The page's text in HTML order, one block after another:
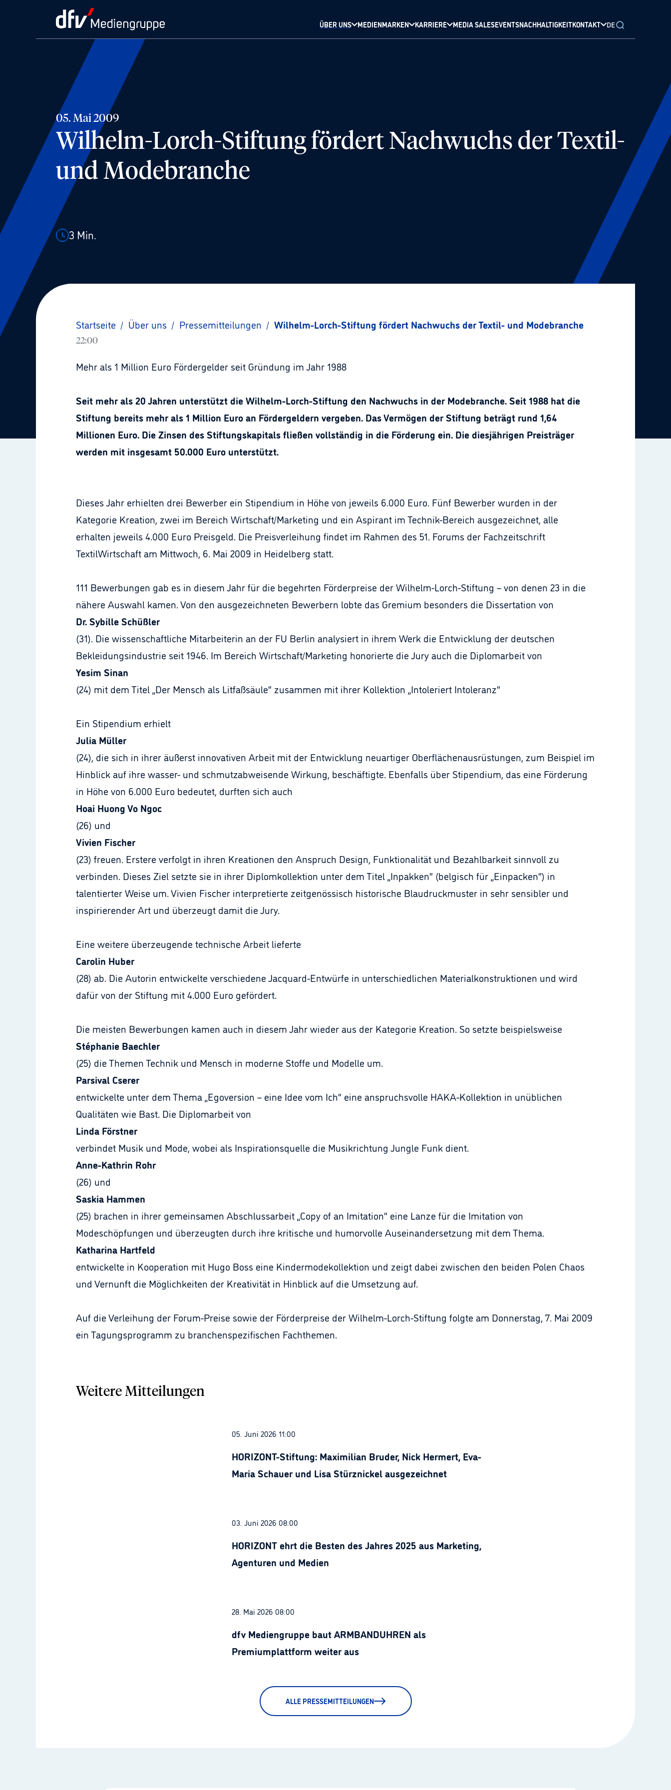
ÜBER UNS MEDIENMARKEN KARRIERE MEDIA SALESEVENTSNACHHALTIGKEITKONTAKT DE
05. Mai 2009
Wilhelm-Lorch-Stiftung fördert Nachwuchs der Textil-
und Modebranche
3 Min.
Startseite / Über uns / Pressemitteilungen / Wilhelm-Lorch-Stiftung fördert Nachwuchs der Textil- und Modebranche
22:00
Mehr als 1 Million Euro Fördergelder seit Gründung im Jahr 1988
Seit mehr als 20 Jahren unterstützt die Wilhelm-Lorch-Stiftung den Nachwuchs in der Modebranche. Seit 1988 hat die
Stiftung bereits mehr als 1 Million Euro an Fördergeldern vergeben. Das Vermögen der Stiftung beträgt rund 1,64
Millionen Euro. Die Zinsen des Stiftungskapitals fließen vollständig in die Förderung ein. Die diesjährigen Preisträger
werden mit insgesamt 50.000 Euro unterstützt.
Dieses Jahr erhielten drei Bewerber ein Stipendium in Höhe von jeweils 6.000 Euro. Fünf Bewerber wurden in der
Kategorie Kreation, zwei im Bereich Wirtschaft/Marketing und ein Aspirant im Technik-Bereich ausgezeichnet, alle
erhalten jeweils 4.000 Euro Preisgeld. Die Preisverleihung findet im Rahmen des 51. Forums der Fachzeitschrift
TextilWirtschaft am Mittwoch, 6. Mai 2009 in Heidelberg statt.
111 Bewerbungen gab es in diesem Jahr für die begehrten Förderpreise der Wilhelm-Lorch-Stiftung – von denen 23 in die
nähere Auswahl kamen. Von den ausgezeichneten Bewerbern lobte das Gremium besonders die Dissertation von
Dr. Sybille Schüßler
(31). Die wissenschaftliche Mitarbeiterin an der FU Berlin analysiert in ihrem Werk die Entwicklung der deutschen
Bekleidungsindustrie seit 1946. Im Bereich Wirtschaft/Marketing honorierte die Jury auch die Diplomarbeit von
Yesim Sinan
(24) mit dem Titel „Der Mensch als Litfaßsäule“ zusammen mit ihrer Kollektion „Intoleriert Intoleranz“
Ein Stipendium erhielt
Julia Müller
(24), die sich in ihrer äußerst innovativen Arbeit mit der Entwicklung neuartiger Oberflächenausrüstungen, zum Beispiel im
Hinblick auf ihre wasser- und schmutzabweisende Wirkung, beschäftigte. Ebenfalls über Stipendium, das eine Förderung
in Höhe von 6.000 Euro bedeutet, durften sich auch
Hoai Huong Vo Ngoc
(26) und
Vivien Fischer
(23) freuen. Erstere verfolgt in ihren Kreationen den Anspruch Design, Funktionalität und Bezahlbarkeit sinnvoll zu
verbinden. Dieses Ziel setzte sie in ihrer Diplomkollektion unter dem Titel „Inpakken“ (belgisch für „Einpacken“) in
talentierter Weise um. Vivien Fischer interpretierte zeitgenössisch historische Blaudruckmuster in sehr sensibler und
inspirierender Art und überzeugt damit die Jury.
Eine weitere überzeugende technische Arbeit lieferte
Carolin Huber
(28) ab. Die Autorin entwickelte verschiedene Jacquard-Entwürfe in unterschiedlichen Materialkonstruktionen und wird
dafür von der Stiftung mit 4.000 Euro gefördert.
Die meisten Bewerbungen kamen auch in diesem Jahr wieder aus der Kategorie Kreation. So setzte beispielsweise
Stéphanie Baechler
(25) die Themen Technik und Mensch in moderne Stoffe und Modelle um.
Parsival Cserer
entwickelte unter dem Thema „Egoversion – eine Idee vom Ich“ eine anspruchsvolle HAKA-Kollektion in unüblichen
Qualitäten wie Bast. Die Diplomarbeit von
Linda Förstner
verbindet Musik und Mode, wobei als Inspirationsquelle die Musikrichtung Jungle Funk dient.
Anne-Kathrin Rohr
(26) und
Saskia Hammen
(25) brachen in ihrer gemeinsamen Abschlussarbeit „Copy of an Imitation“ eine Lanze für die Imitation von
Modeschöpfungen und überzeugten durch ihre kritische und humorvolle Auseinandersetzung mit dem Thema.
Katharina Hartfeld
entwickelte in Kooperation mit Hugo Boss eine Kindermodekollektion und zeigt dabei zwischen den beiden Polen Chaos
und Vernunft die Möglichkeiten der Kreativität in Hinblick auf die Umsetzung auf.
Auf die Verleihung der Forum-Preise sowie der Förderpreise der Wilhelm-Lorch-Stiftung folgte am Donnerstag, 7. Mai 2009
ein Tagungsprogramm zu branchenspezifischen Fachthemen.
Weitere Mitteilungen
05. Juni 2026 11:00
HORIZONT-Stiftung: Maximilian Bruder, Nick Hermert, Eva-
Maria Schauer und Lisa Stürznickel ausgezeichnet
03. Juni 2026 08:00
HORIZONT ehrt die Besten des Jahres 2025 aus Marketing,
Agenturen und Medien
28. Mai 2026 08:00
dfv Mediengruppe baut ARMBANDUHREN als
Premiumplattform weiter aus
ALLE PRESSEMITTEILUNGEN